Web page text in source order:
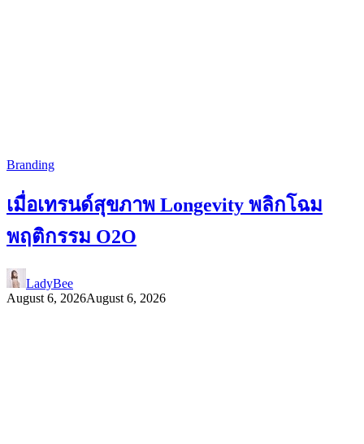
Branding
เมื่อเทรนด์สุขภาพ Longevity พลิกโฉม
พฤติกรรม O2O
LadyBee
August 6, 2026August 6, 2026